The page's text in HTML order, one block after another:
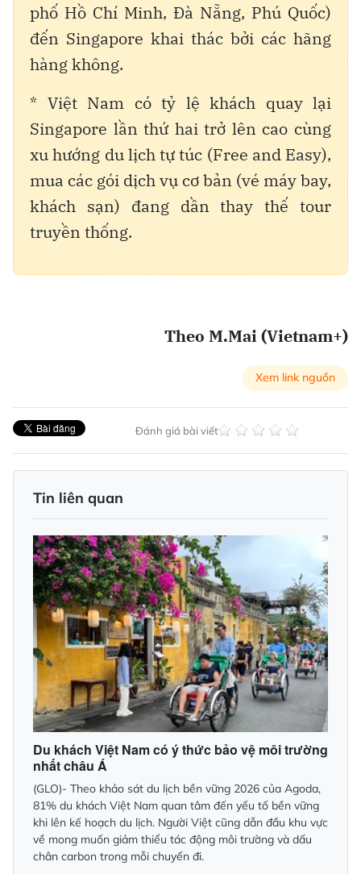
phố Hồ Chí Minh, Đà Nẵng, Phú Quốc)
đến Singapore khai thác bởi các hãng
hàng không.
* Việt Nam có tỷ lệ khách quay lại
Singapore lần thứ hai trở lên cao cùng
xu hướng du lịch tự túc (Free and Easy),
mua các gói dịch vụ cơ bản (vé máy bay,
khách sạn) đang dần thay thế tour
truyền thống.
Theo M.Mai (Vietnam+)
Xem link nguồn
Đánh giá bài viết
Tin liên quan
Du khách Việt Nam có ý thức bảo vệ môi trường
nhất châu Á
(GLO)- Theo khảo sát du lịch bền vững 2026 của Agoda,
81% du khách Việt Nam quan tâm đến yếu tố bền vững
khi lên kế hoạch du lịch. Người Việt cũng dẫn đầu khu vực
về mong muốn giảm thiểu tác động môi trường và dấu
chân carbon trong mỗi chuyến đi.